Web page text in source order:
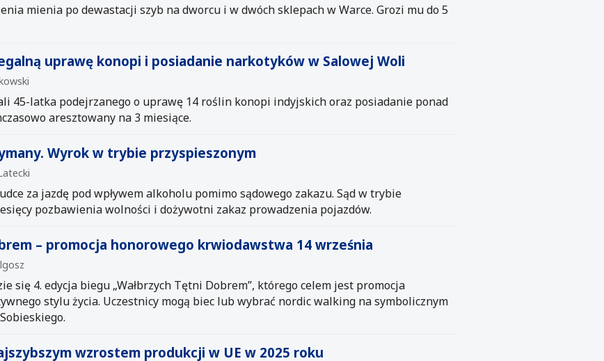
mienia po dewastacji szyb na dworcu i w dwóch sklepach w Warce. Grozi mu do 5
uprawę konopi i posiadanie narkotyków w Salowej Woli
45-latka podejrzanego o uprawę 14 roślin konopi indyjskich oraz posiadanie ponad
aresztowany na 3 miesiące.
Wyrok w trybie przyspieszonym
za jazdę pod wpływem alkoholu pomimo sądowego zakazu. Sąd w trybie
pozbawienia wolności i dożywotni zakaz prowadzenia pojazdów.
– promocja honorowego krwiodawstwa 14 września
się 4. edycja biegu „Wałbrzych Tętni Dobrem”, którego celem jest promocja
stylu życia. Uczestnicy mogą biec lub wybrać nordic walking na symbolicznym
wzrostem produkcji w UE w 2025 roku